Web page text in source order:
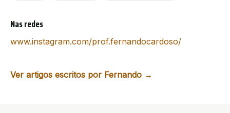
Nas redes
www.instagram.com/prof.fernandocardoso/
Ver artigos escritos por Fernando →